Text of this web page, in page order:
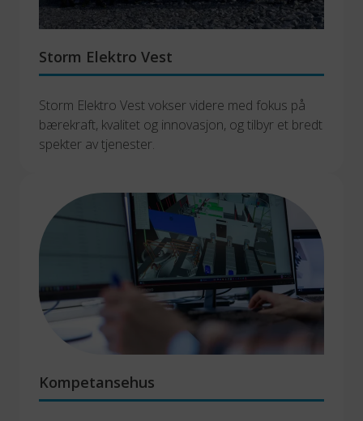
Storm Elektro Vest
Storm Elektro Vest vokser videre med fokus på
bærekraft, kvalitet og innovasjon, og tilbyr et bredt
spekter av tjenester.
Kompetansehus